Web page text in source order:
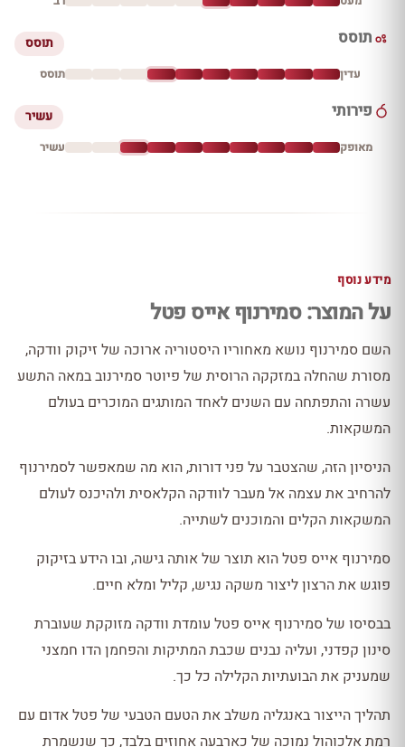
תוסס תוסס
עדין תוסס
פירותי עשיר
מאופק עשיר
מידע נוסף
על המוצר: סמירנוף אייס פטל
השם סמירנוף נושא מאחוריו היסטוריה ארוכה של זיקוק וודקה,
מסורת שהחלה במזקקה הרוסית של פיוטר סמירנוב במאה התשע
עשרה והתפתחה עם השנים לאחד המותגים המוכרים בעולם
המשקאות.
הניסיון הזה, שהצטבר על פני דורות, הוא מה שמאפשר לסמירנוף
להרחיב את עצמה אל מעבר לוודקה הקלאסית ולהיכנס לעולם
המשקאות הקלים והמוכנים לשתייה.
סמירנוף אייס פטל הוא תוצר של אותה גישה, ובו הידע בזיקוק
פוגש את הרצון ליצור משקה נגיש, קליל ומלא חיים.
בבסיסו של סמירנוף אייס פטל עומדת וודקה מזוקקת שעוברת
סינון קפדני, ועליה נבנים שכבת המתיקות והפחמן הדו חמצני
שמעניק את הבועתיות הקלילה כל כך.
תהליך הייצור באנגליה משלב את הטעם הטבעי של פטל אדום עם
רמת אלכוהול נמוכה של כארבעה אחוזים בלבד, כך שנשמרת